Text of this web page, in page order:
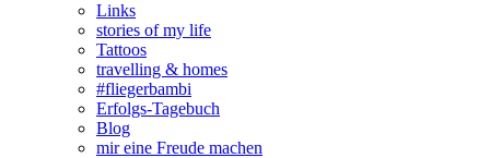
Links
stories of my life
Tattoos
travelling & homes
#fliegerbambi
Erfolgs-Tagebuch
Blog
mir eine Freude machen